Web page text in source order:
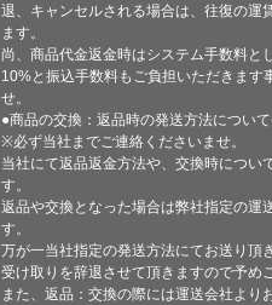
退、キャンセルされる場合は、往復の運
ます。
尚、商品代金返金時はシステム手数料と
10%と振込手数料もご負担いただきます
せ。
●商品の交換：返品時の発送方法につい
※必ず当社までご連絡くださいませ。
当社にて返品返金方法や、交換時につい
す。
返品や交換となった場合は弊社指定の運
す。
万が一当社指定の発送方法にてお送り頂
受け取りを辞退させて頂きますので予め
また、返品：交換の際には運送会社より